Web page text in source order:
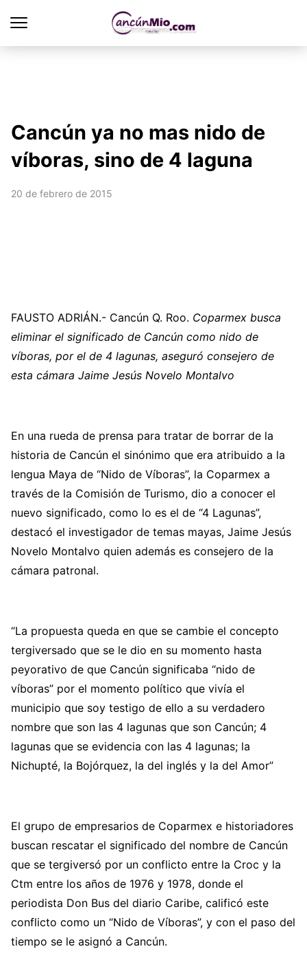
Cancún ya no mas nido de
víboras, sino de 4 laguna
20 de febrero de 2015
FAUSTO ADRIÁN.- Cancún Q. Roo. Coparmex busca
eliminar el significado de Cancún como nido de
víboras, por el de 4 lagunas, aseguró consejero de
esta cámara Jaime Jesús Novelo Montalvo
En una rueda de prensa para tratar de borrar de la
historia de Cancún el sinónimo que era atribuido a la
lengua Maya de “Nido de Víboras”, la Coparmex a
través de la Comisión de Turismo, dio a conocer el
nuevo significado, como lo es el de “4 Lagunas”,
destacó el investigador de temas mayas, Jaime Jesús
Novelo Montalvo quien además es consejero de la
cámara patronal.
“La propuesta queda en que se cambie el concepto
tergiversado que se le dio en su momento hasta
peyorativo de que Cancún significaba “nido de
víboras” por el momento político que vivía el
municipio que soy testigo de ello a su verdadero
nombre que son las 4 lagunas que son Cancún; 4
lagunas que se evidencia con las 4 lagunas; la
Nichupté, la Bojórquez, la del inglés y la del Amor”
El grupo de empresarios de Coparmex e historiadores
buscan rescatar el significado del nombre de Cancún
que se tergiversó por un conflicto entre la Croc y la
Ctm entre los años de 1976 y 1978, donde el
periodista Don Bus del diario Caribe, calificó este
conflicto como un “Nido de Víboras”, y con el paso del
tiempo se le asignó a Cancún.